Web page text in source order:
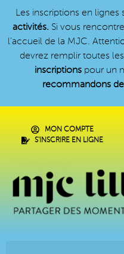
Les inscriptions en lignes
activités. Si vous
l’accueil de la MJC.
devrez remplir toutes
inscriptions pour un
recommandons de
MON COMPTE
S'INSCRIRE EN LIGNE